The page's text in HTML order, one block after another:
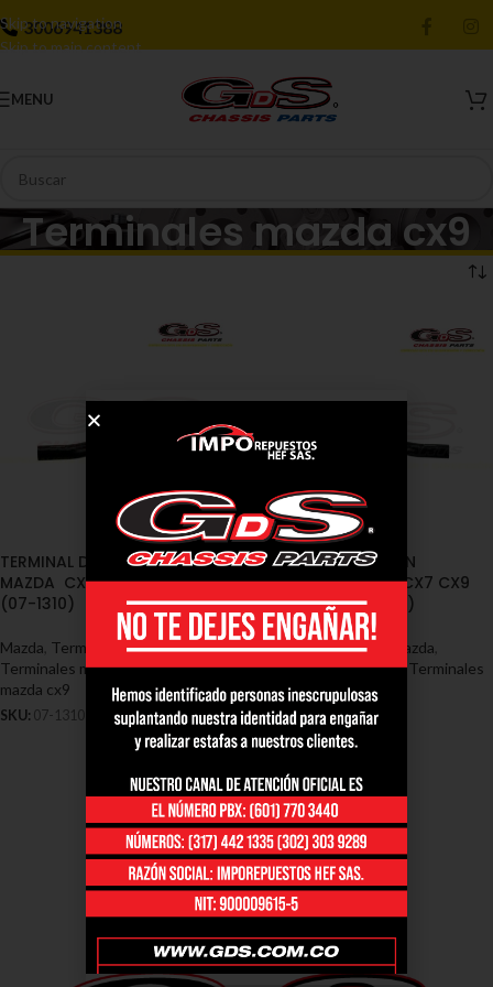
Skip to navigation
Skip to main content
3006941388
MENU
Terminales mazda cx9
TERMINAL DIRECCION DERECHO
MAZDA CX7 CX9 2007/2014
(07-1310)
Mazda Terminales - Mazda,
Terminales mazda cx7,Terminales
mazda cx9
SKU: 07-1310
TERMINAL DIRECCION
IZQUIERDA MAZDA CX7 CX9
2007/2014 (07-1311)
Mazda,Terminales - Mazda
Terminales mazda cx7, Terminales
mazda cx9
SKU:07-1311